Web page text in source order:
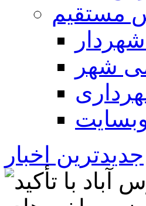
مستقیم
شهردار
شهر
جدیدترین اخبار